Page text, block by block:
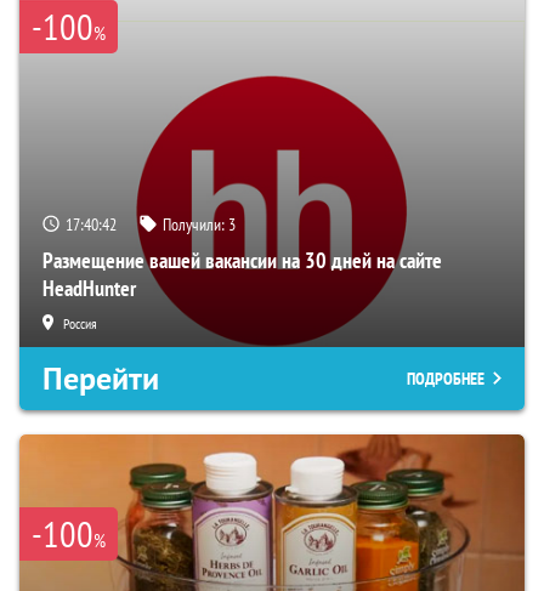
-100%
17:40:41 Получили: 3
Размещение вашей вакансии на 30 дней на сайте
HeadHunter
Россия
Перейти ПОДРОБНЕЕ
-100%